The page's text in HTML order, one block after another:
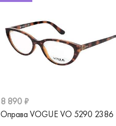
8 890 ₽
Оправа VOGUE VO 5290 2386